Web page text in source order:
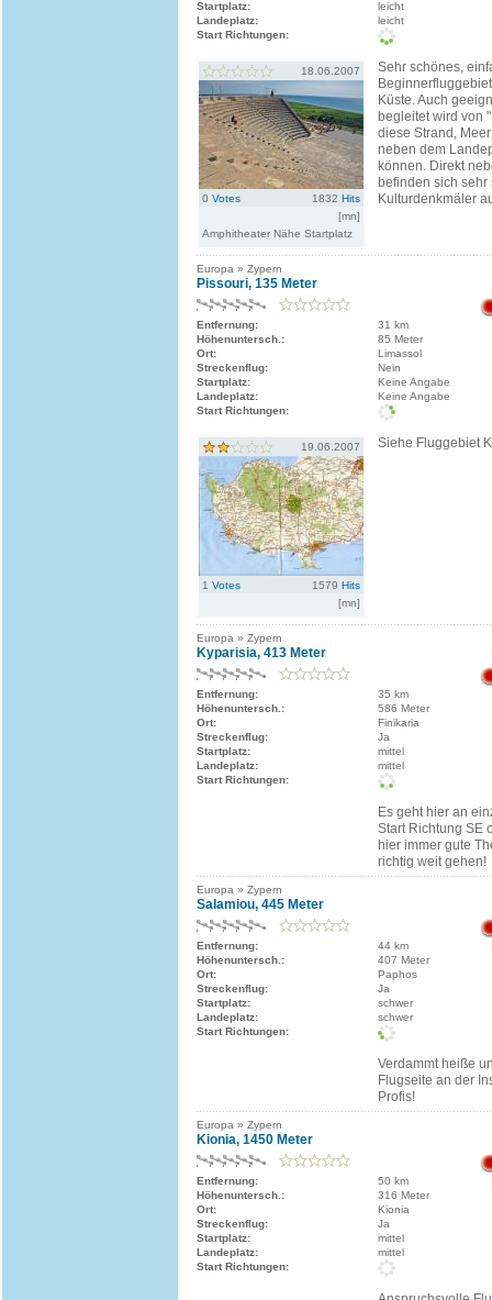
Startplatz:
leicht
Landeplatz:
leicht
Start Richtungen:
18.06.2007
0 Votes 1832 Hits
[mn]
Amphitheater Nähe Startplatz
Sehr schönes,
Küste. Auch
begleitet wird von
diese Strand,
neben dem
können. Direkt
befinden sich sehr
Kulturdenkmäler
Europa » Zypern
Pissouri, 135 Meter
Entfernung:
31 km
Höhenuntersch.:
85 Meter
Ort:
Limassol
Streckenflug:
Nein
Startplatz:
Keine Angabe
Landeplatz:
Keine Angabe
Start Richtungen:
19.06.2007
1 Votes 1579 Hits
[mn]
Siehe Fluggebiet
Europa » Zypern
Kyparisia, 413 Meter
Entfernung:
35 km
Höhenuntersch.:
586 Meter
Ort:
Finikaria
Streckenflug:
Ja
Startplatz:
mittel
Landeplatz:
mittel
Start Richtungen:
Es geht hier an
Start Richtung SE
hier immer gute
richtig weit gehen!
Europa » Zypern
Salamiou, 445 Meter
Entfernung:
44 km
Höhenuntersch.:
407 Meter
Ort:
Paphos
Streckenflug:
Ja
Startplatz:
schwer
Landeplatz:
schwer
Start Richtungen:
Verdammt heiße
Flugseite an der
Profis!
Europa » Zypern
Kionia, 1450 Meter
Entfernung:
50 km
Höhenuntersch.:
316 Meter
Ort:
Kionia
Streckenflug:
Ja
Startplatz:
mittel
Landeplatz:
mittel
Start Richtungen: